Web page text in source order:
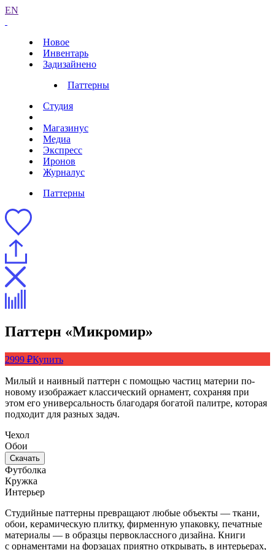
EN
Новое
Инвентарь
Задизайнено
Паттерны
Студия
Магазинус
Медиа
Экспресс
Иронов
Журналус
Паттерны
Паттерн «Микромир»
2999 ₽Купить
Милый и наивный паттерн с помощью частиц материи по-
новому изображает классический орнамент, сохраняя при
этом его универсальность благодаря богатой палитре, которая
подходит для разных задач.
Чехол
Обои
Скачать
Футболка
Кружка
Интерьер
Студийные паттерны превращают любые объекты — ткани,
обои, керамическую плитку, фирменную упаковку, печатные
материалы — в образцы первоклассного дизайна. Книги
с орнаментами на форзацах приятно открывать, в интерьерах,